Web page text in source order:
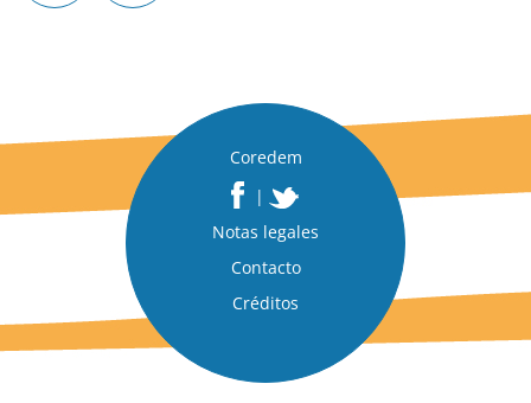
Coredem
|
Notas legales
Contacto
Créditos